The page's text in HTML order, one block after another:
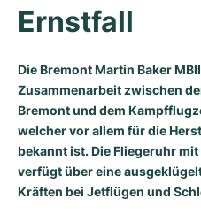
Milgauss
Oyster Perpetual
Yacht-Master
Yacht-Master II
Sea-Dweller
Damenuhren
Ronde
Rotonde
Crash
Pasha
Tortue
Professional
Bentley
Transocean
Cockpit
Chronospace
Formula 1
Grand Carrera
Gebraucht
Damenuhren
Portofino
Portugieser
Da Vinci
Aquatimer
Spitfire
Spirit of Big Bang
King Power
Gebraucht
Ernstfall
Die Bremont Martin Baker
Zusammenarbeit zwischen
Bremont und dem
welcher vor allem für die
bekannt ist. Die Fliegeruhr
verfügt über eine
Kräften bei Jetflügen und